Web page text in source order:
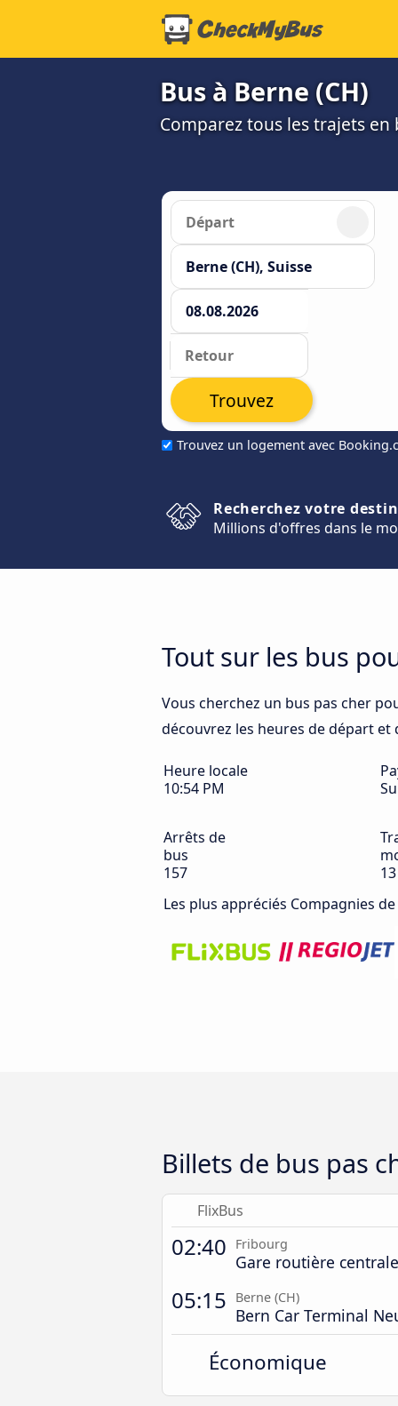
Bus à Berne (CH)
Comparez tous les trajets
Trouvez un logement avec
Trouvez
Recherchez votre
Millions d'offres dans le
Tout sur les bus
Vous cherchez un bus pas cher
découvrez les heures de départ
Heure locale
10:54 PM
Arrêts de
bus
157
Les plus appréciés Compagnies
Billets de bus pas
FlixBus
02:40 Fribourg
Gare routière centrale
05:15 Berne (CH)
Bern Car Terminal
Économique